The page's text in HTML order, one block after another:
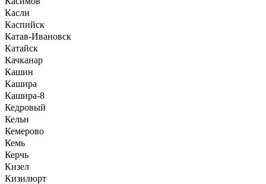
Касли
Каспийск
Катав-Ивановск
Катайск
Качканар
Кашин
Кашира
Кашира-8
Кедровый
Кельн
Кемерово
Кемь
Керчь
Кизел
Кизилюрт